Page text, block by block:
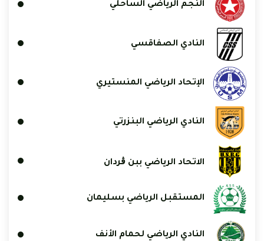
النجم الرياضي الساحلي
النادي الصفاقسي
الإتحاد الرياضي المنستيري
النادي الرياضي البنزرتي
الاتحاد الرياضي ببن ڨردان
المستقبل الرياضي بسليمان
النادي الرياضي لحمام الأنف